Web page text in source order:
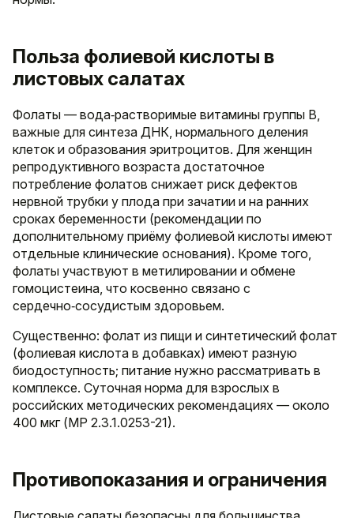
Польза фолиевой кислоты в
листовых салатах
Фолаты — вода‑растворимые витамины группы B,
важные для синтеза ДНК, нормального деления
клеток и образования эритроцитов. Для женщин
репродуктивного возраста достаточное
потребление фолатов снижает риск дефектов
нервной трубки у плода при зачатии и на ранних
сроках беременности (рекомендации по
дополнительному приёму фолиевой кислоты имеют
отдельные клинические основания). Кроме того,
фолаты участвуют в метилировании и обмене
гомоцистеина, что косвенно связано с
сердечно‑сосудистым здоровьем.
Существенно: фолат из пищи и синтетический фолат
(фолиевая кислота в добавках) имеют разную
биодоступность; питание нужно рассматривать в
комплексе. Суточная норма для взрослых в
российских методических рекомендациях — около
400 мкг (МР 2.3.1.0253-21).
Противопоказания и ограничения